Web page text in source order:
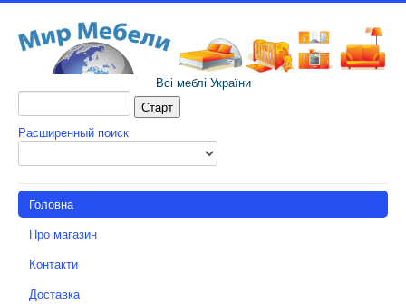
Всі меблі України
Расширенный поиск
Головна
Про магазин
Контакти
Доставка